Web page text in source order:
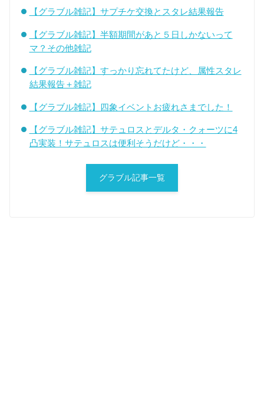
【グラブル雑記】サプチケ交換とスタレ結果報告
【グラブル雑記】半額期間があと５日しかないって
マ？その他雑記
【グラブル雑記】すっかり忘れてたけど、属性スタレ
結果報告＋雑記
【グラブル雑記】四象イベントお疲れさまでした！
【グラブル雑記】サテュロスとデルタ・クォーツに4
凸実装！サテュロスは便利そうだけど・・・
グラブル記事一覧